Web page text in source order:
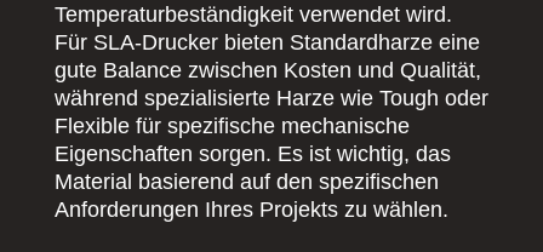
Temperaturbeständigkeit verwendet wird.
Für SLA-Drucker bieten Standardharze eine
gute Balance zwischen Kosten und Qualität,
während spezialisierte Harze wie Tough oder
Flexible für spezifische mechanische
Eigenschaften sorgen. Es ist wichtig, das
Material basierend auf den spezifischen
Anforderungen Ihres Projekts zu wählen.